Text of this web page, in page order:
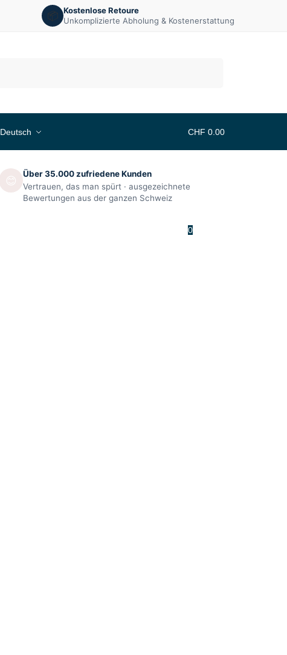
📦 Kostenlose Retoure
Unkomplizierte Abholung & Kostenerstattung
Deutsch CHF 0.00
0
Über 35.000 zufriedene Kunden
Vertrauen, das man spürt · ausgezeichnete
Bewertungen aus der ganzen Schweiz